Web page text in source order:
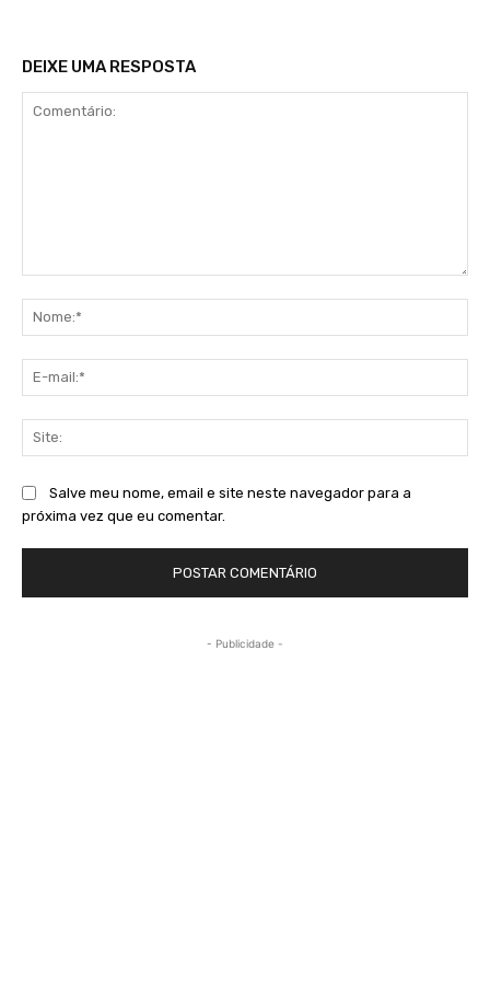
DEIXE UMA RESPOSTA
Salve meu nome, email e site neste navegador para a
próxima vez que eu comentar.
- Publicidade -